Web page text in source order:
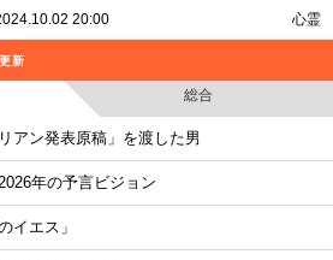
20:00 心霊
新
総合
アン発表原稿」を渡した男
年の予言ビジョン
イエス」